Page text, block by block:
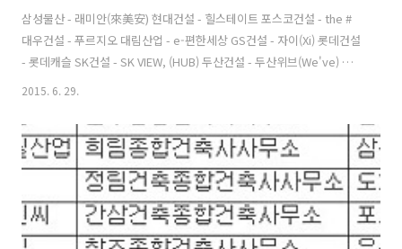
삼성물산 - 래미안(來美安) 현대건설 - 힐스테이트 포스코건설 - the #
대우건설 - 푸르지오 대림산업 - e-편한세상 GS건설 - 자이(Xi) 롯데건설
- 롯데캐슬 SK건설 - SK VIEW, (HUB) 두산건설 - 두산위브(We've) 한
화건설 - 꿈에그린 호반건설 - 베르디움 부영 2 e-그린타운 계룡건설산
롱글로벌 1 하늘채 쌍용건설 - 쌍용 예가 금호건설(W) - 어울림.리첸시아
한진중공업 - 해모로 태영건설 - 데시앙 한신공영 - 한신休플러스 한양 -
수자인 케이씨씨건설 - 스위첸 제일모직 - 삼성에버랜드 서희건설 - 스타
힐스 한라 - 한라비발디 삼성중공업 - 삼성쉐르빌 신세계건설 - 쉐덴 서
브원 - 일반환경,건축 ..
2015. 6. 29.